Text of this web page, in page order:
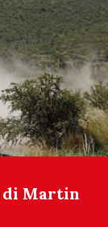
di Martin